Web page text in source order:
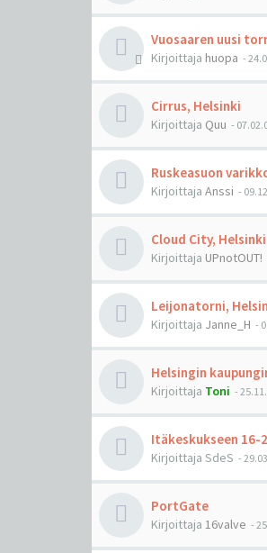
Vuosaaren uusi
Kirjoittaja huopa -
Cirrus, Helsinki
Kirjoittaja Quu -
Ruskeasuon
Kirjoittaja Anssi -
Cloud City, Helsinki
Kirjoittaja UPnotOUT!
Leijonatorni,
Kirjoittaja Janne_H -
Helsingin
Kirjoittaja Toni -
Itäkeskukseen
Kirjoittaja SdeS -
PortGate
Kirjoittaja 16valve -